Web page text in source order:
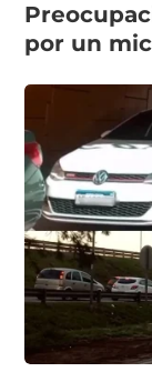
por un